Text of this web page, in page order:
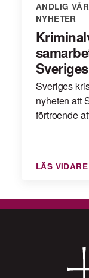
ANDLIG
NYHETER
Sveriges
nyheten att
förtroende
LÄS VIDARE